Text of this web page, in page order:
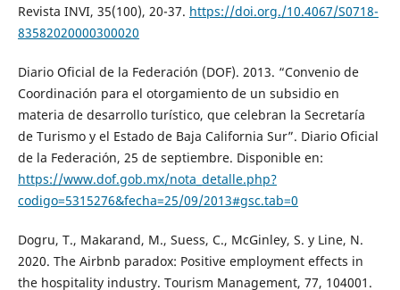
Revista INVI, 35(100), 20-37. https://doi.org./10.4067/S0718-
83582020000300020
Diario Oficial de la Federación (DOF). 2013. “Convenio de
Coordinación para el otorgamiento de un subsidio en
materia de desarrollo turístico, que celebran la Secretaría
de Turismo y el Estado de Baja California Sur”. Diario Oficial
de la Federación, 25 de septiembre. Disponible en:
https://www.dof.gob.mx/nota_detalle.php?
codigo=5315276&fecha=25/09/2013#gsc.tab=0
Dogru, T., Makarand, M., Suess, C., McGinley, S. y Line, N.
2020. The Airbnb paradox: Positive employment effects in
the hospitality industry. Tourism Management, 77, 104001.